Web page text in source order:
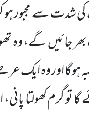
کی شدت سے مجبور
جائیں گے، وہ
ہوگا اور وہ
گا تو گرم کھولتا